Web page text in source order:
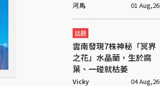
河馬 01 Aug,26
話題
雲南發現7株神秘「冥界
之花」水晶蘭，生於腐
葉、一碰就枯萎
Vicky 04 Aug,26